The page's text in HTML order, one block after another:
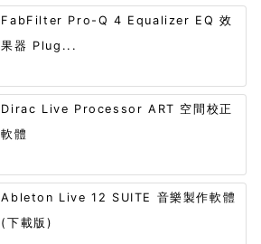
FabFilter Pro-Q 4 Equalizer EQ 效
果器 Plug...
Dirac Live Processor ART 空間校正
軟體
Ableton Live 12 SUITE 音樂製作軟體
(下載版)